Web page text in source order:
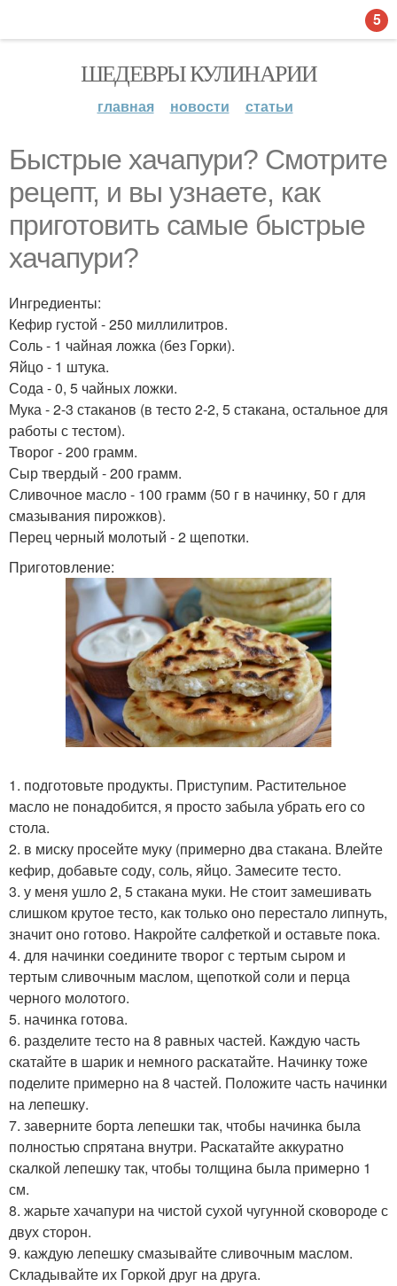
ШЕДЕВРЫ КУЛИНАРИИ
главная новости статьи
Быстрые хачапури? Смотрите
рецепт, и вы узнаете, как
приготовить самые быстрые
хачапури?
Ингредиенты:
Кефир густой - 250 миллилитров.
Соль - 1 чайная ложка (без Горки).
Яйцо - 1 штука.
Сода - 0, 5 чайных ложки.
Мука - 2-3 стаканов (в тесто 2-2, 5 стакана, остальное для
работы с тестом).
Творог - 200 грамм.
Сыр твердый - 200 грамм.
Сливочное масло - 100 грамм (50 г в начинку, 50 г для
смазывания пирожков).
Перец черный молотый - 2 щепотки.
Приготовление:
1. подготовьте продукты. Приступим. Растительное
масло не понадобится, я просто забыла убрать его со
стола.
2. в миску просейте муку (примерно два стакана. Влейте
кефир, добавьте соду, соль, яйцо. Замесите тесто.
3. у меня ушло 2, 5 стакана муки. Не стоит замешивать
слишком крутое тесто, как только оно перестало липнуть,
значит оно готово. Накройте салфеткой и оставьте пока.
4. для начинки соедините творог с тертым сыром и
тертым сливочным маслом, щепоткой соли и перца
черного молотого.
5. начинка готова.
6. разделите тесто на 8 равных частей. Каждую часть
скатайте в шарик и немного раскатайте. Начинку тоже
поделите примерно на 8 частей. Положите часть начинки
на лепешку.
7. заверните борта лепешки так, чтобы начинка была
полностью спрятана внутри. Раскатайте аккуратно
скалкой лепешку так, чтобы толщина была примерно 1
см.
8. жарьте хачапури на чистой сухой чугунной сковороде с
двух сторон.
9. каждую лепешку смазывайте сливочным маслом.
Складывайте их Горкой друг на друга.
5